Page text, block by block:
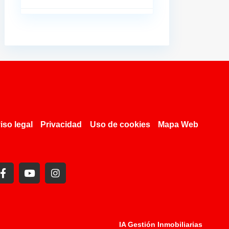
legal Privacidad Uso de cookies Mapa Web
IA Gestión Inmobiliarias